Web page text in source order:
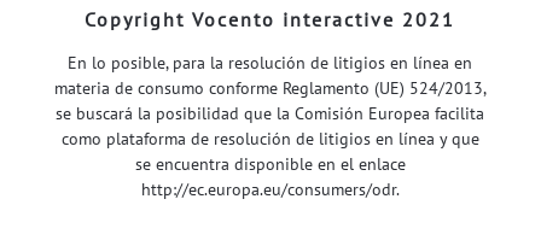
Copyright Vocento interactive 2021
En lo posible, para la resolución de litigios en línea en
materia de consumo conforme Reglamento (UE) 524/2013,
se buscará la posibilidad que la Comisión Europea facilita
como plataforma de resolución de litigios en línea y que
se encuentra disponible en el enlace
http://ec.europa.eu/consumers/odr.